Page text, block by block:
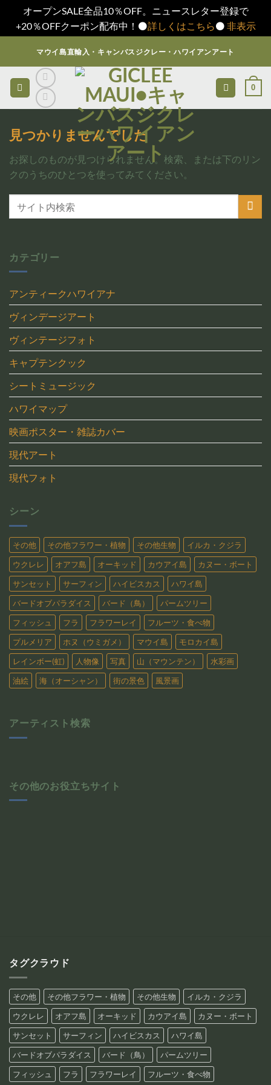
オープンSALE全品10％OFF。ニュースレター登録で
+20％OFFクーポン配布中！⚫️詳しくはこちら⚫️ 非表示
マウイ島直輸入・キャンバスジクレー・ハワイアンアート
0
カテゴリー
アンティークハワイアナ
ヴィンデージアート
ヴィンテージフォト
キャプテンクック
シートミュージック
ハワイマップ
映画ポスター・雑誌カバー
現代アート
現代フォト
シーン
その他 その他フラワー・植物 その他生物
イルカ・クジラ
ウクレレ
オアフ島 オーキッド カウアイ島
カヌー・ボート
サンセット
サーフィン ハイビスカス
ハワイ島
バードオブパラダイス
バード（鳥）
パームツリー
フィッシュ
フラ フラワーレイ
フルーツ・食べ物
プルメリア
ホヌ（ウミガメ） マウイ島
モロカイ島
レインボー(虹)
人物像 写真 山（マウンテン）
水彩画
油絵
海（オーシャン） 街の景色 風景画
アーティスト検索
その他のお役立ちサイト
見つかりませんでした
お探しのものが見つけられません。検索、または下のリン
クのうちのひとつを使ってみてください。
タグクラウド
その他 その他フラワー・植物 その他生物
イルカ・クジラ
ウクレレ
オアフ島 オーキッド カウアイ島
カヌー・ボート
サンセット
サーフィン ハイビスカス
ハワイ島
バードオブパラダイス
バード（鳥）
パームツリー
フィッシュ
フラ フラワーレイ フルーツ・食べ物